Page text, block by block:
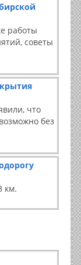
работы
советы
что
без
км.